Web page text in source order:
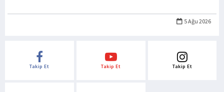
5 Ağu 2026
Takip Et Takip Et Takip Et